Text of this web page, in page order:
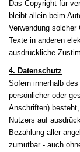
Das Copyright für
bleibt allein beim
Verwendung
Texte in anderen
ausdrückliche
4. Datenschutz
Sofern innerhalb
persönlicher oder
Anschriften)
Nutzers auf
Bezahlung aller
zumutbar - auch